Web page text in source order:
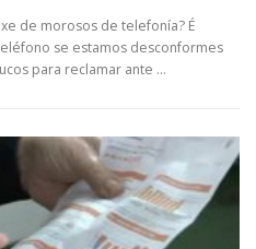
de morosos de telefonía? É
se estamos desconformes
para reclamar ante …